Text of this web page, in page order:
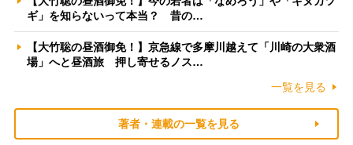
ギ」を知らないって本当？ 昔の…
【大竹聡の昼酒御免！】京急線で多摩川越えて「川崎の大衆酒
場」へと昼酒旅 押し寄せるノス…
一覧を見る
著者・連載の一覧を見る